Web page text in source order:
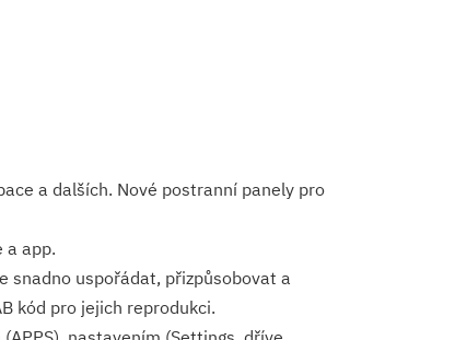
a dalších. Nové postranní panely pro
a app.
snadno uspořádat, přizpůsobovat a
kód pro jejich reprodukci.